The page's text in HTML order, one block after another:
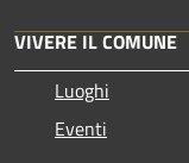
VIVERE IL COMUNE
Luoghi
Eventi